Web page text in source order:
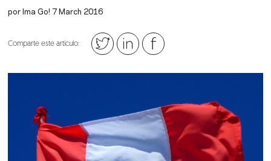
por Ima Go! 7 March 2016
Comparte este artículo: